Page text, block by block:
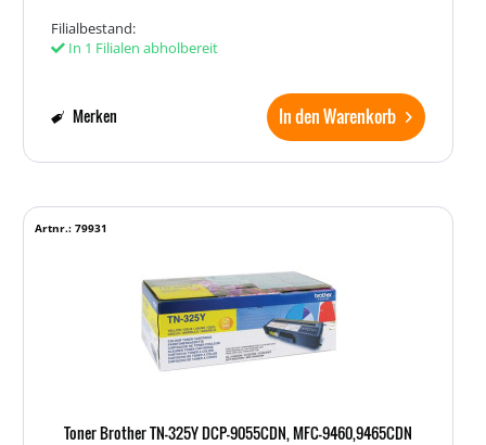
Filialbestand:
In 1 Filialen abholbereit
In den Warenkorb
Merken
Toner Brother TN-325Y DCP-9055CDN, MFC-9460,9465CDN
Artnr.: 79931